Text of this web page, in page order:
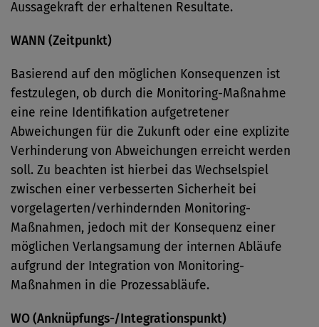
Aussagekraft der erhaltenen Resultate.
WANN (Zeitpunkt)
Basierend auf den möglichen Konsequenzen ist
festzulegen, ob durch die Monitoring-Maßnahme
eine reine Identifikation aufgetretener
Abweichungen für die Zukunft oder eine explizite
Verhinderung von Abweichungen erreicht werden
soll. Zu beachten ist hierbei das Wechselspiel
zwischen einer verbesserten Sicherheit bei
vorgelagerten/verhindernden Monitoring-
Maßnahmen, jedoch mit der Konsequenz einer
möglichen Verlangsamung der internen Abläufe
aufgrund der Integration von Monitoring-
Maßnahmen in die Prozessabläufe.
WO (Anknüpfungs-/Integrationspunkt)